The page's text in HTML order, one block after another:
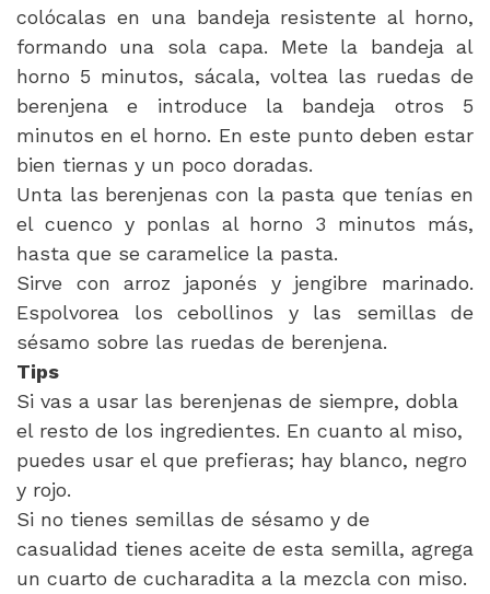
colócalas en una bandeja resistente al horno,
formando una sola capa. Mete la bandeja al
horno 5 minutos, sácala, voltea las ruedas de
berenjena e introduce la bandeja otros 5
minutos en el horno. En este punto deben estar
bien tiernas y un poco doradas.
Unta las berenjenas con la pasta que tenías en
el cuenco y ponlas al horno 3 minutos más,
hasta que se caramelice la pasta.
Sirve con arroz japonés y jengibre marinado.
Espolvorea los cebollinos y las semillas de
sésamo sobre las ruedas de berenjena.
Tips
Si vas a usar las berenjenas de siempre, dobla
el resto de los ingredientes. En cuanto al miso,
puedes usar el que prefieras; hay blanco, negro
y rojo.
Si no tienes semillas de sésamo y de
casualidad tienes aceite de esta semilla, agrega
un cuarto de cucharadita a la mezcla con miso.